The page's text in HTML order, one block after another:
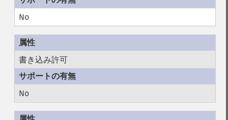
No
書き込み許可
No